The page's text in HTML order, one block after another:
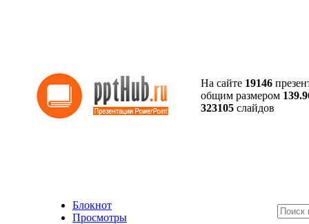
На сайте 19146
общим размером
323105 слайдов
Блокнот
Просмотры